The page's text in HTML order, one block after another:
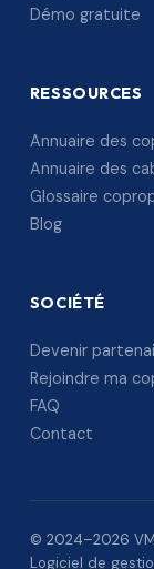
Démo gratuite
RESSOURCES
Annuaire des
Annuaire des
Glossaire
Blog
SOCIÉTÉ
Devenir
Rejoindre ma
FAQ
Contact
© 2024–2026
Logiciel de